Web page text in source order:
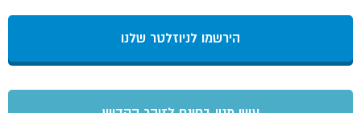
הירשמו לניוזלטר שלנו